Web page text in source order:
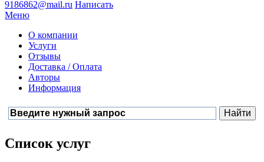
9186862@mail.ru Написать
Меню
О компании
Услуги
Отзывы
Доставка / Оплата
Авторы
Информация
Список услуг